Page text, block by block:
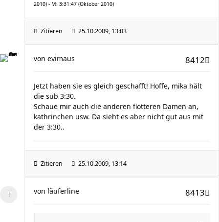
2010) - M: 3:31:47 (Oktober 2010)
Zitieren 25.10.2009, 13:03
8412
von evimaus
Jetzt haben sie es gleich geschafft! Hoffe, mika hält
die sub 3:30.
Schaue mir auch die anderen flotteren Damen an,
kathrinchen usw. Da sieht es aber nicht gut aus mit
der 3:30..
Zitieren 25.10.2009, 13:14
8413
von läuferline